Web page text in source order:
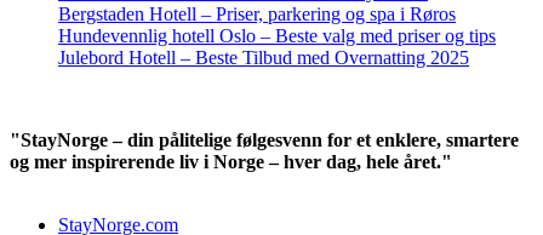
Bergstaden Hotell – Priser, parkering og spa i Røros
Hundevennlig hotell Oslo – Beste valg med priser og tips
Julebord Hotell – Beste Tilbud med Overnatting 2025
"StayNorge – din pålitelige følgesvenn for et enklere, smartere
og mer inspirerende liv i Norge – hver dag, hele året."
StayNorge.com